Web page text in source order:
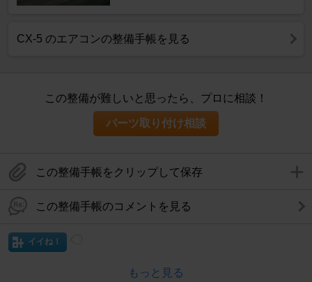
CX-5 のエアコンの整備手帳を見る
この整備が難しいと思ったら、プロに相談！
パーツ取り付け相談
この整備手帳をクリップして保存
この整備手帳のコメントを見る
イイね！
もっと見る